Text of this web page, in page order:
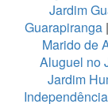
Jardim
Guarapiranga|
Marido de
Aluguel no
Jardim
Independência